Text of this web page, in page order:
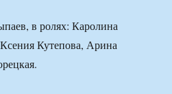
в ролях: Каролина
Кутепова, Арина